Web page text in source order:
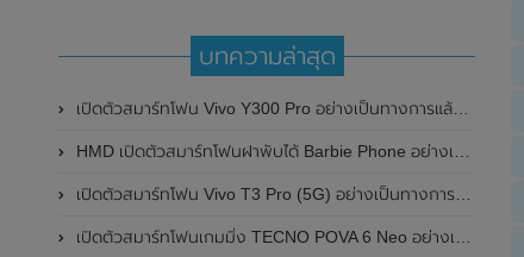
บทความล่าสุด
เปิดตัวสมาร์ทโฟน Vivo Y300 Pro อย่างเป็นทางการแล้วในประเทศจีน มาพร้อมดีไซน์พรีเมี่ยม ทนทาน และแบตเตอรี่สุดอึดขนาดใหญ่ 6,500mAh พร้อมรองรับการชาร์จไว 80W
HMD เปิดตัวสมาร์ทโฟนฝาพับได้ Barbie Phone อย่างเป็นทางการแล้ว มาพร้อมธีมสีชมพูสดใส
เปิดตัวสมาร์ทโฟน Vivo T3 Pro (5G) อย่างเป็นทางการแล้วในประเทศอินเดีย
เปิดตัวสมาร์ทโฟนเกมมิ่ง TECNO POVA 6 Neo อย่างเป็นทางการแล้วในประเทศไทย ในราคา 8,499 บาท